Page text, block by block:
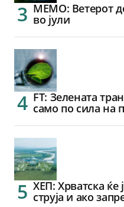
МЕМО: Ветерот
во јули
FT: Зелената
само по сила на
ХЕП: Хрватска ќе
струја и ако